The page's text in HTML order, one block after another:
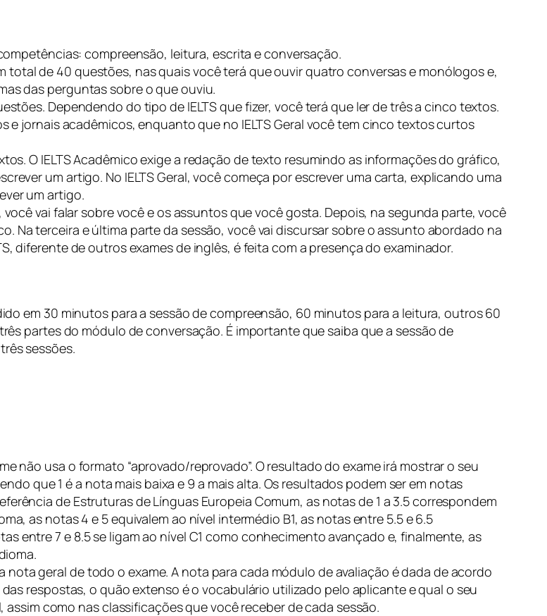
compreensão, leitura, escrita e conversação.
de 40 questões, nas quais você terá que ouvir quatro conversas e monólogos e,
das perguntas sobre o que ouviu.
Dependendo do tipo de IELTS que fizer, você terá que ler de três a cinco textos.
e jornais acadêmicos, enquanto que no IELTS Geral você tem cinco textos curtos
O IELTS Acadêmico exige a redação de texto resumindo as informações do gráfico,
um artigo. No IELTS Geral, você começa por escrever uma carta, explicando uma
um artigo.
vai falar sobre você e os assuntos que você gosta. Depois, na segunda parte, você
Na terceira e última parte da sessão, você vai discursar sobre o assunto abordado na
diferente de outros exames de inglês, é feita com a presença do examinador.
em 30 minutos para a sessão de compreensão, 60 minutos para a leitura, outros 60
partes do módulo de conversação. É importante que saiba que a sessão de
sessões.
não usa o formato “aprovado/reprovado”. O resultado do exame irá mostrar o seu
que 1 é a nota mais baixa e 9 a mais alta. Os resultados podem ser em notas
de Estruturas de Línguas Europeia Comum, as notas de 1 a 3.5 correspondem
as notas 4 e 5 equivalem ao nível intermédio B1, as notas entre 5.5 e 6.5
entre 7 e 8.5 se ligam ao nível C1 como conhecimento avançado e, finalmente, as
geral de todo o exame. A nota para cada módulo de avaliação é dada de acordo
respostas, o quão extenso é o vocabulário utilizado pelo aplicante e qual o seu
como nas classificações que você receber de cada sessão.